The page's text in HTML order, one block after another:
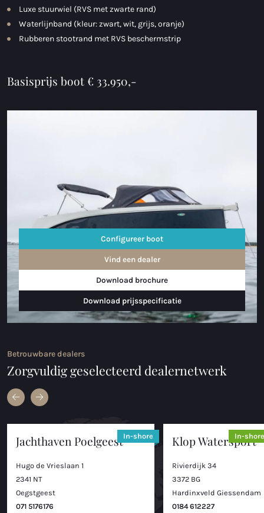
Luxe stuurwiel (RVS met zwarte rand)
Waterlijnband (kleur: zwart, wit, grijs, oranje)
Rubberen stootrand met RVS beschermstrip
Basisprijs boot € 33.950,-
Configureer boot
Vind een dealer
Download brochure
Download prijsspecificatie
Betrouwbare dealers
Zorgvuldig geselecteerd dealernetwerk
Jachthaven Poelgeest
Hugo de Vrieslaan 1
2341 NT
Oegstgeest
071 5176176
In-shore Klop Watersport
Rivierdijk 34
3372 BG
Hardinxveld Giessendam
0184 612227
In-